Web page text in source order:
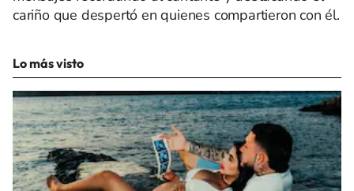
cariño que despertó en quienes compartieron con él.
Lo más visto